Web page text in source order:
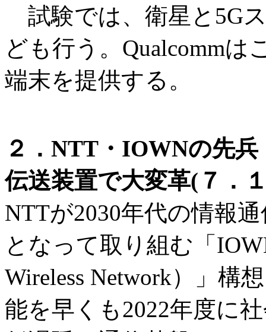
試験では、衛星と5G
ども行う。Qualcomm
端末を提供する。
２．NTT・IOWNの先
伝送装置で大変革(７．
NTTが2030年代の情報
となって取り組む「
Wireless Network）」構
能を早くも2022年度に